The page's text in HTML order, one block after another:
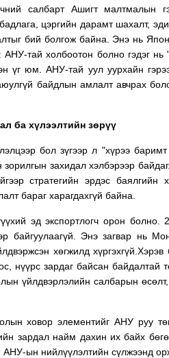
салбарт Ашигт малтмалын
цэргийн дарамт шахалт,
бий болгож байна. Энэ нь
тай холбоотон болно гэдэг
үг юм. АНУ-тай уул уурхайн
байдлын амлалт авчрах
ба хүлээлтийн зөрүү
бол зүгээр л "хүрээ
захидал хэлбэрээр
стратегийн эрдэс баялгийн
бараг харагдахгүй байна.
эд экспортлогч орон
Энэ загвар нь
хөгжилд
нүүрс зардаг байсан байдалтай
үйлдвэрлэлийн салбарын
ховор элементийг АНУ руу
зардал найм дахин их байх
ын нийлүүлэлтийн сүлжээнд